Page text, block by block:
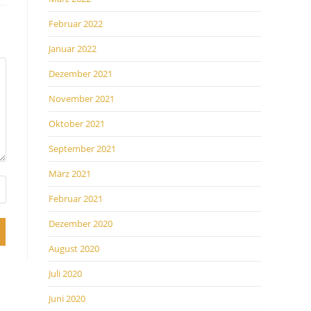
Februar 2022
Januar 2022
Dezember 2021
November 2021
Oktober 2021
September 2021
März 2021
Februar 2021
Dezember 2020
August 2020
Juli 2020
Juni 2020